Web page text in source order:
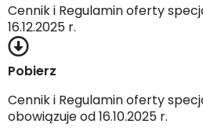
Cennik i Regulamin oferty
16.12.2025 r.
Pobierz
Cennik i Regulamin oferty
obowiązuje od 16.10.2025 r.